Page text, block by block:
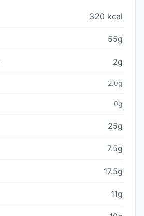
320 kcal
55g
2g
2.0g
0g
25g
7.5g
17.5g
11g